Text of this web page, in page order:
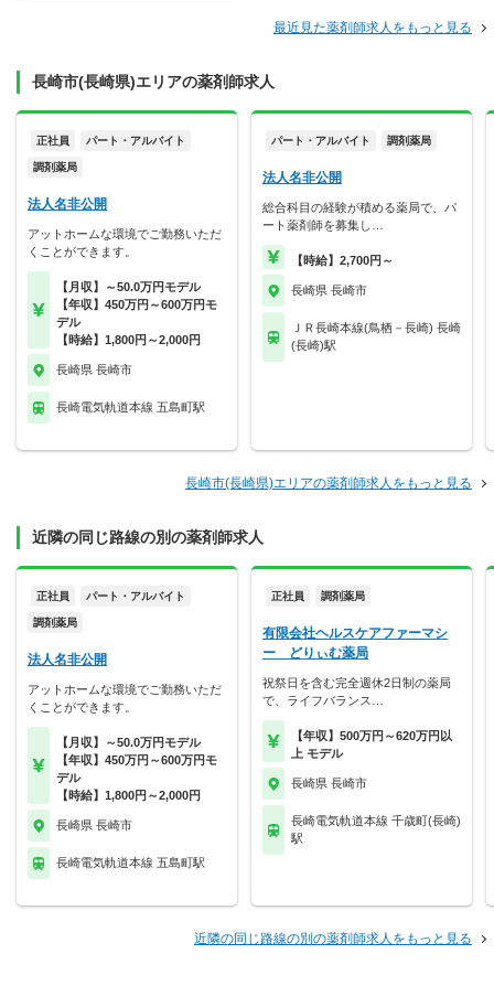
最近見た薬剤師求人をもっと見る
長崎市(長崎県)エリアの薬剤師求人
正社員 パート・アルバイト
調剤薬局
法人名非公開
アットホームな環境でご勤務いただ
くことができます。
【月収】～50.0万円モデル
【年収】450万円～600万円モ
デル
【時給】1,800円～2,000円
長崎県 長崎市
長崎電気軌道本線 五島町駅
パート・アルバイト 調剤薬局
法人名非公開
総合科目の経験が積める薬局で、パ
ート薬剤師を募集し…
【時給】2,700円～
長崎県 長崎市
ＪＲ長崎本線(鳥栖－長崎) 長崎
(長崎)駅
長崎市(長崎県)エリアの薬剤師求人をもっと見る
近隣の同じ路線の別の薬剤師求人
正社員 パート・アルバイト
調剤薬局
法人名非公開
アットホームな環境でご勤務いただ
くことができます。
【月収】～50.0万円モデル
【年収】450万円～600万円モ
デル
【時給】1,800円～2,000円
長崎県 長崎市
長崎電気軌道本線 五島町駅
正社員 調剤薬局
有限会社ヘルスケアファーマシ
ー どりぃむ薬局
祝祭日を含む完全週休2日制の薬局
で、ライフバランス…
【年収】500万円～620万円以
上 モデル
長崎県 長崎市
長崎電気軌道本線 千歳町(長崎)
駅
近隣の同じ路線の別の薬剤師求人をもっと見る